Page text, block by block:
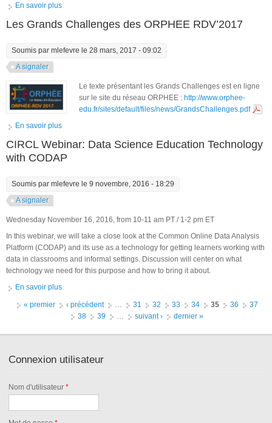
En savoir plus
Les Grands Challenges des ORPHEE RDV’2017
Soumis par mlefevre le 28 mars, 2017 - 09:02
A signaler
Le texte présentant les Grands Challenges est en ligne
sur le site du réseau ORPHEE : http://www.orphee-
edu.fr/sites/default/files/news/GrandsChallenges.pdf
En savoir plus
CIRCL Webinar: Data Science Education Technology
with CODAP
Soumis par mlefevre le 9 novembre, 2016 - 18:29
A signaler
Wednesday November 16, 2016, from 10-11 am PT / 1-2 pm ET
In this webinar, we will take a close look at the Common Online Data Analysis
Platform (CODAP) and its use as a technology for getting learners working with
data in classrooms and informal settings. Discussion will center on what
technology we need for this purpose and how to bring it about.
En savoir plus
Pages« premier ‹ précédent … 31 32 33 34 35 36
37
38
39 … suivant › dernier »
Connexion utilisateur
Nom d'utilisateur*